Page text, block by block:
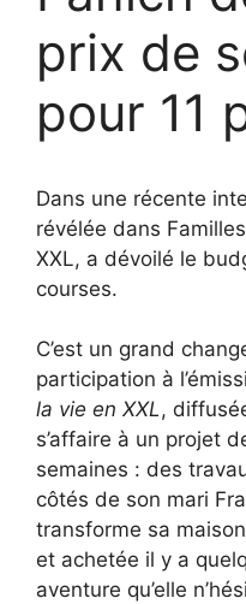
prix de
pour 11
Dans une récente
révélée dans
XXL, a dévoilé le
courses.
C’est un grand
participation à
la vie en XXL,
s’affaire à un projet
semaines : des
côtés de son mari
transforme sa
et achetée il y a
aventure qu’elle